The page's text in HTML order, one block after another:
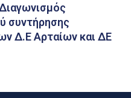
συντήρησης
Δ.Ε Αρταίων και ΔΕ